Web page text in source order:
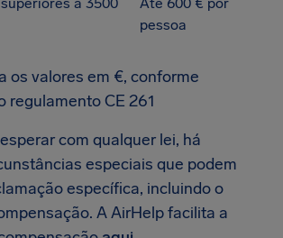
pessoa
os valores em €, conforme
regulamento CE 261
com qualquer lei, há
especiais que podem
específica, incluindo o
A AirHelp facilita a